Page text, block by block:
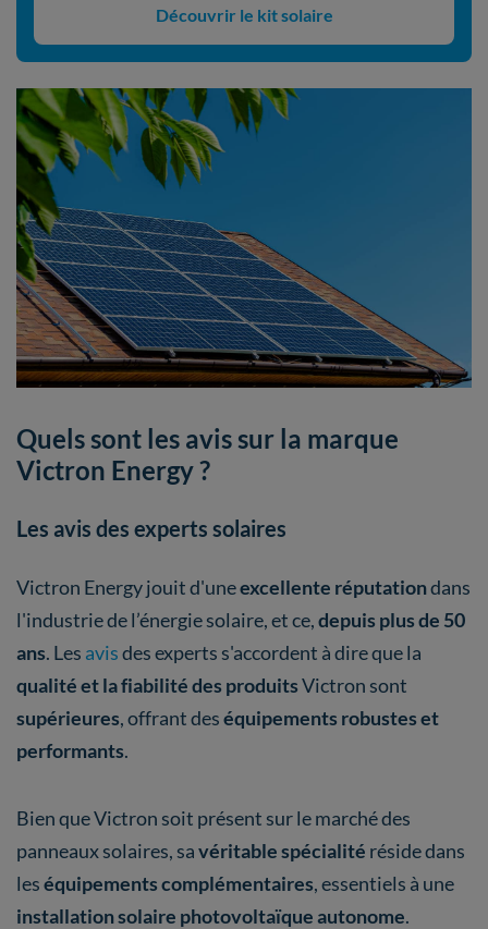
Découvrir le kit solaire
Quels sont les avis sur la marque
Victron Energy ?
Les avis des experts solaires
Victron Energy jouit d'uneexcellente réputationdans
l'industrie de l’énergie solaire, et ce,depuis plus de 50
ans. Les avisdes experts s'accordent à dire que la
qualité et la fiabilité des produitsVictron sont
supérieures, offrant deséquipements robustes et
performants.
Bien que Victron soit présent sur le marché des
panneaux solaires, savéritable spécialité réside dans
leséquipements complémentaires, essentiels à une
installation solaire photovoltaïque autonome.